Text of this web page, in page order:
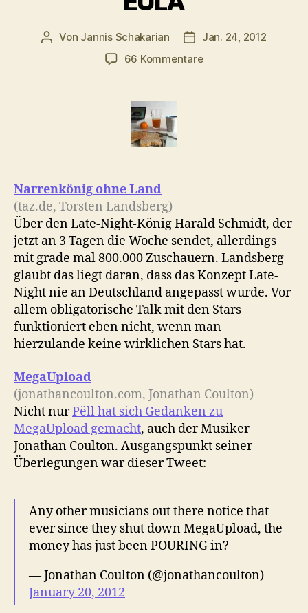
Beitragsautor
Von Jannis Schakarian Veröffentlichungsdatum
Jan. 24, 2012
66 Kommentarezu
Narrenkönig ohne Land
(taz.de, Torsten Landsberg)
Über den Late-Night-König Harald Schmidt, der
jetzt an 3 Tagen die Woche sendet, allerdings
mit grade mal 800.000 Zuschauern. Landsberg
glaubt das liegt daran, dass das Konzept Late-
Night nie an Deutschland angepasst wurde. Vor
allem obligatorische Talk mit den Stars
funktioniert eben nicht, wenn man
hierzulande keine wirklichen Stars hat.
MegaUpload
(jonathancoulton.com, Jonathan Coulton)
Nicht nurPëll hat sich Gedanken zu
MegaUpload gemacht, auch der Musiker
Jonathan Coulton. Ausgangspunkt seiner
Überlegungen war dieser Tweet:
Any other musicians out there notice that
ever since they shut down MegaUpload, the
money has just been POURING in?
— Jonathan Coulton (@jonathancoulton)
January 20, 2012